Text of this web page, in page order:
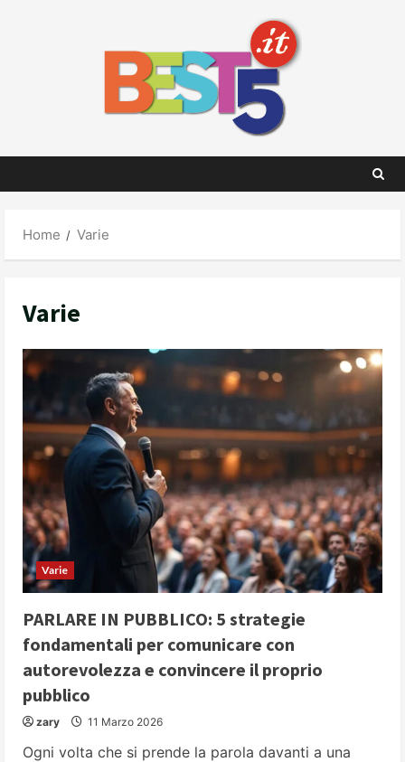
Home Varie
Varie
Varie
PARLARE IN PUBBLICO: 5 strategie
fondamentali per comunicare con
autorevolezza e convincere il proprio
pubblico
zary 11 Marzo 2026
Ogni volta che si prende la parola davanti a una